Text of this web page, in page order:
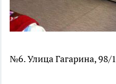
№6. Улица Гагарина, 98/1